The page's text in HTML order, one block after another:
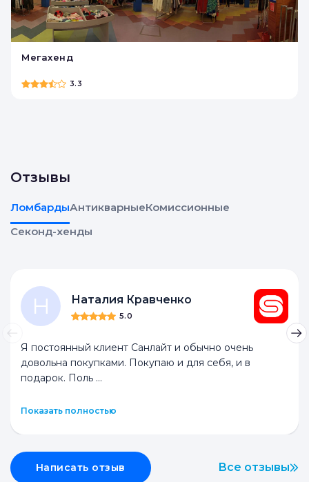
Мегахенд
3.3
Отзывы
ЛомбардыАнтикварныеКомиссионные
Секонд-хенды
Все отзывы
Н Наталия Кравченко
5.0
Я постоянный клиент Санлайт и обычно очень
довольна покупками. Покупаю и для себя, и в
подарок. Поль ...
Показать полностью
Написать отзыв